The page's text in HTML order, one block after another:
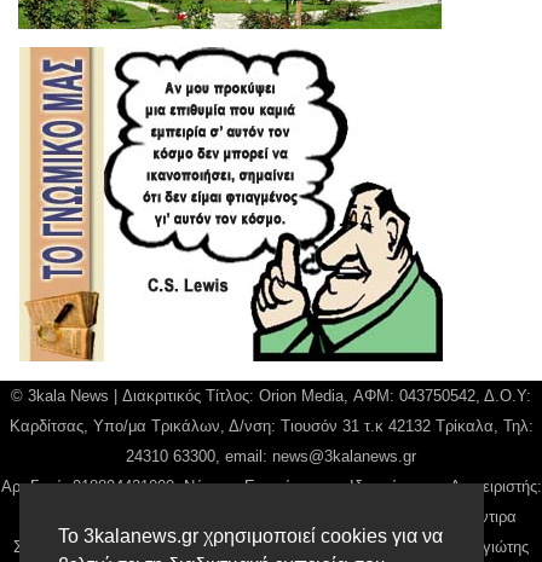
Το 3kalanews.gr χρησιμοποιεί cookies για να
© 3kala News | Διακριτικός Τίτλος: Orion Media, ΑΦΜ: 043750542, Δ.Ο.Υ:
Καρδίτσας, Υπο/μα Τρικάλων, Δ/νση: Τιουσόν 31 τ.κ 42132 Τρίκαλα, Τηλ:
24310 63300, email: news@3kalanews.gr
Αρ. Γεμή: 018804431000, Νόμιμος Εκπρόσωπος, Ιδιοκτήτης και Διαχειριστής:
Παναγιώτης Φιλίππου, Διευθύντρια: Γιαννουσά Βασιλική, Διευθύντιρα
Σύνταξης: Μπαλαμπάνη Βασιλική. Δικαιούχος domain name Παναγιώτης